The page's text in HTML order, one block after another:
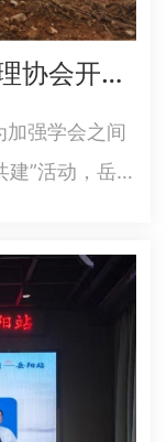
岳阳市林学会与市健康管理协会开展“党建强会 结对共建”活动
强学会之间
”活动，岳阳
开展“党建引
动。 植树现